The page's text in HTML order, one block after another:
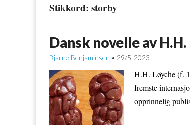
Stikkord: storby
Dansk novelle av
Bjarne Benjaminsen • 29/5-2023
H.H. Løyche (f.
fremste
opprinnelig